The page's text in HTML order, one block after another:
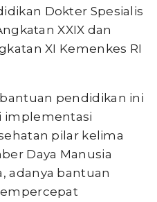
Dokter Spesialis
XXIX dan
XI Kemenkes RI
pendidikan ini
implementasi
pilar kelima
Daya Manusia
adanya bantuan